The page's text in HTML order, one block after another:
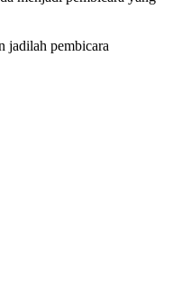
jadilah pembicara